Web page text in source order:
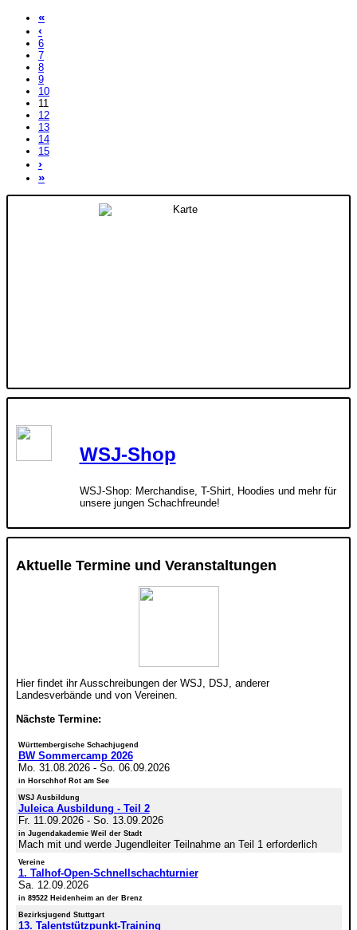
«
‹
6
7
8
9
10
11
12
13
14
15
›
»
WSJ-Shop
WSJ-Shop: Merchandise, T-Shirt, Hoodies und mehr für
unsere jungen Schachfreunde!
Aktuelle Termine und Veranstaltungen
Hier findet ihr Ausschreibungen der WSJ, DSJ, anderer
Landesverbände und von Vereinen.
Nächste Termine:
Württembergische Schachjugend
BW Sommercamp 2026
Mo. 31.08.2026- So. 06.09.2026
in Horschhof Rot am See
WSJ Ausbildung
Juleica Ausbildung - Teil 2
Fr. 11.09.2026- So. 13.09.2026
in Jugendakademie Weil der Stadt
Mach mit und werde Jugendleiter Teilnahme an Teil 1 erforderlich
Vereine
1. Talhof-Open-Schnellschachturnier
Sa. 12.09.2026
in 89522 Heidenheim an der Brenz
Bezirksjugend Stuttgart
13. Talentstützpunkt-Training